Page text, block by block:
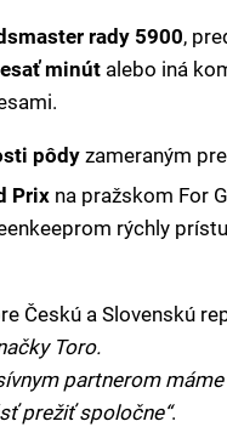
rady 5900,
minút alebo iná
pôdyzameraným
Prix na pražskom For
rýchly
Českú a Slovenskú
Toro.
partnerom
prežiť spoločne“.